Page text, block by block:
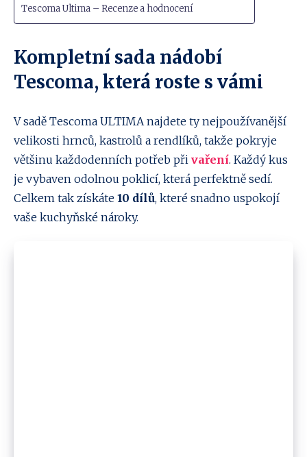
Tescoma Ultima – Recenze a hodnocení
Kompletní sada nádobí
Tescoma, která roste s vámi
V sadě Tescoma ULTIMA najdete ty nejpoužívanější
velikosti hrnců, kastrolů a rendlíků, takže pokryje
většinu každodenních potřeb při vaření. Každý kus
je vybaven odolnou poklicí, která perfektně sedí.
Celkem tak získáte 10 dílů, které snadno uspokojí
vaše kuchyňské nároky.